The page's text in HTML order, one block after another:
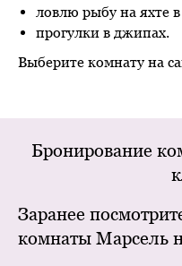
ловлю рыбу на яхте
прогулки в джипах.
Выберите комнату на
Бронирование
Заранее
комнаты Марсель